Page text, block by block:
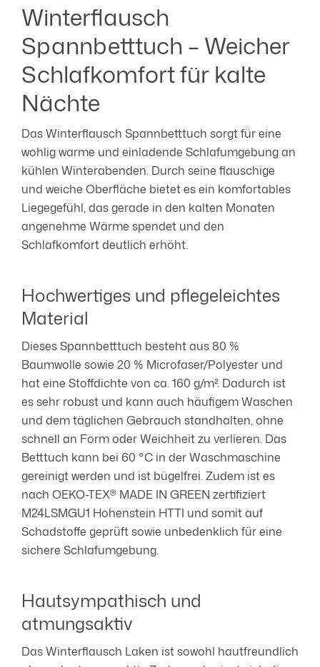
Winterflausch
Spannbetttuch – Weicher
Schlafkomfort für kalte
Nächte
Das Winterflausch Spannbetttuch sorgt für eine
wohlig warme und einladende Schlafumgebung an
kühlen Winterabenden. Durch seine flauschige
und weiche Oberfläche bietet es ein komfortables
Liegegefühl, das gerade in den kalten Monaten
angenehme Wärme spendet und den
Schlafkomfort deutlich erhöht.
Hochwertiges und pflegeleichtes
Material
Dieses Spannbetttuch besteht aus 80 %
Baumwolle sowie 20 % Microfaser/Polyester und
hat eine Stoffdichte von ca. 160 g/m². Dadurch ist
es sehr robust und kann auch häufigem Waschen
und dem täglichen Gebrauch standhalten, ohne
schnell an Form oder Weichheit zu verlieren. Das
Betttuch kann bei 60 °C in der Waschmaschine
gereinigt werden und ist bügelfrei. Zudem ist es
nach OEKO-TEX® MADE IN GREEN zertifiziert
M24LSMGU1 Hohenstein HTTI und somit auf
Schadstoffe geprüft sowie unbedenklich für eine
sichere Schlafumgebung.
Hautsympathisch und
atmungsaktiv
Das Winterflausch Laken ist sowohl hautfreundlich